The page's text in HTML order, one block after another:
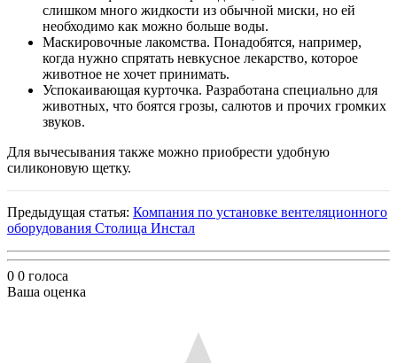
слишком много жидкости из обычной миски, но ей
необходимо как можно больше воды.
Маскировочные лакомства. Понадобятся, например,
когда нужно спрятать невкусное лекарство, которое
животное не хочет принимать.
Успокаивающая курточка. Разработана специально для
животных, что боятся грозы, салютов и прочих громких
звуков.
Для вычесывания также можно приобрести удобную
силиконовую щетку.
Предыдущая статья: Компания по установке вентеляционного
оборудования Столица Инстал
0 0 голоса
Ваша оценка